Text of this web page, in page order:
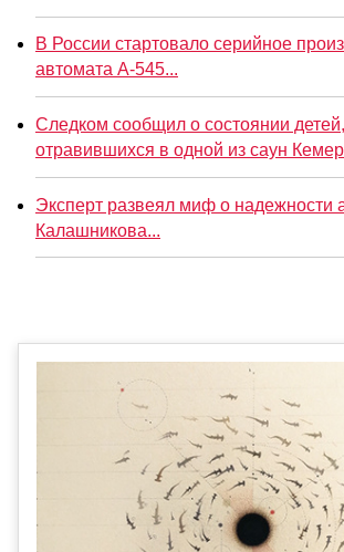
В России стартовало серийное
автомата А-545...
Следком сообщил о состоянии детей,
отравившихся в одной из саун
Эксперт развеял миф о надежности
Калашникова...